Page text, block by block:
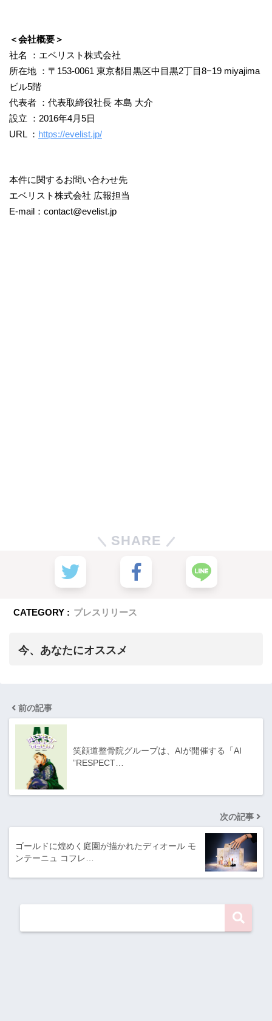
＜会社概要＞
社名 ：エベリスト株式会社
所在地 ：〒153-0061 東京都目黒区中目黒2丁目8−19 miyajima
ビル5階
代表者 ：代表取締役社長 本島 大介
設立 ：2016年4月5日
URL ： https://evelist.jp/
本件に関するお問い合わせ先
エベリスト株式会社 広報担当
E-mail：contact@evelist.jp
SHARE
CATEGORY : プレスリリース
今、あなたにオススメ
前の記事
笑顔道整骨院グループは、AIが開催する「AI
”RESPECT…
次の記事
ゴールドに煌めく庭園が描かれたディオール モ
ンテーニュ コフレ…